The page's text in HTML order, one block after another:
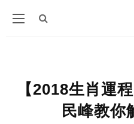
【2018生肖運
民峰教你